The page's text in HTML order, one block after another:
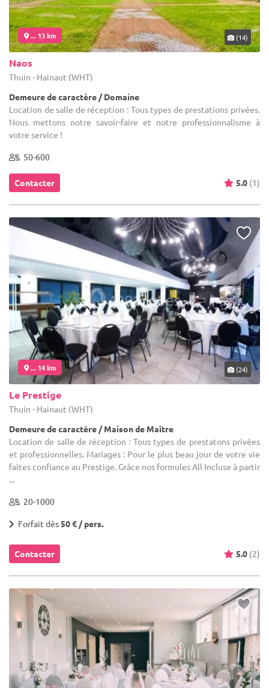
... 13 km (14)
Naos
Thuin - Hainaut (WHT)
Demeure de caractère / Domaine
Location de salle de réception : Tous types de prestations privées.
Nous mettons notre savoir-faire et notre professionnalisme à
votre service !
50-600
Contacter 5.0 (1)
... 14 km (24)
Le Prestige
Thuin - Hainaut (WHT)
Demeure de caractère / Maison de Maître
Location de salle de réception : Tous types de prestatons privées
et professionnelles. Mariages : Pour le plus beau jour de votre vie
faites confiance au Prestige. Grâce nos formules All Incluse à partir
...
20-1000
Forfait dès50 € / pers.
Contacter 5.0 (2)